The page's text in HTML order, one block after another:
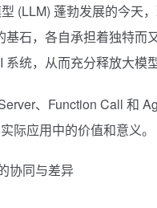
(LLM) 蓬勃发展的今天
石，各自承担着独特而
统，从而充分释放大模
、Function Call 和
际应用中的价值和意义。